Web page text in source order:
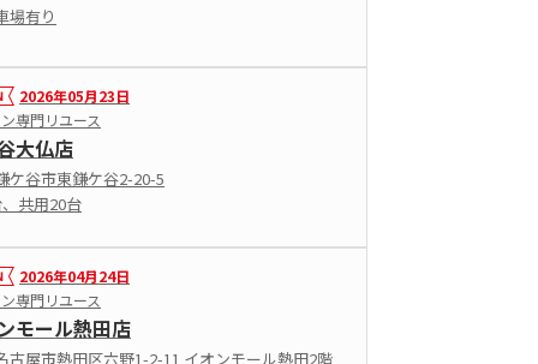
場有り
2026年05月23日
専門リユース
大仏店
ケ谷市東鎌ケ谷2-20-5
共用20台
2026年04月24日
専門リユース
モール熱田店
古屋市熱田区六野1-2-11 イオンモール熱田2階